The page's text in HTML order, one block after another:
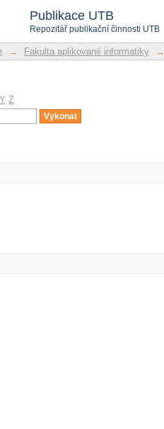
Publikace UTB
Repozitář publikační činnosti UTB
→ Fakulta aplikované informatiky →
Y Z